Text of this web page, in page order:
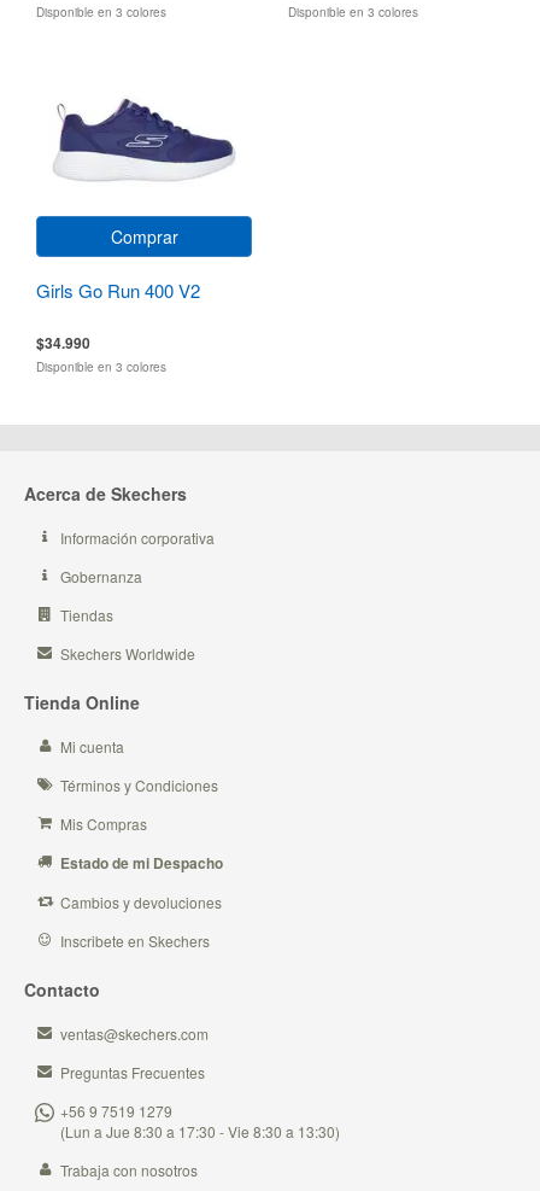
Disponible en 3 colores Disponible en 3 colores
Comprar
Girls Go Run 400 V2
$34.990
Disponible en 3 colores
Acerca de Skechers
Información corporativa
Gobernanza
Tiendas
Skechers Worldwide
Tienda Online
Mi cuenta
Términos y Condiciones
Mis Compras
Estado de mi Despacho
Cambios y devoluciones
Inscribete en Skechers
Contacto
ventas@skechers.com
Preguntas Frecuentes
+56 9 7519 1279
(Lun a Jue 8:30 a 17:30 - Vie 8:30 a 13:30)
Trabaja con nosotros